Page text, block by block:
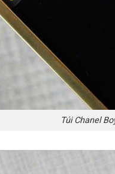
Túi Chanel